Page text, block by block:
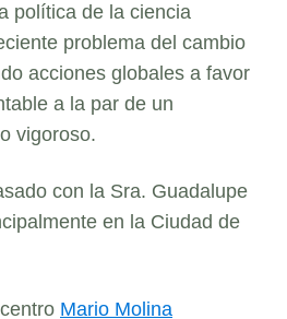
política de la ciencia
problema del cambio
acciones globales a favor
a la par de un
vigoroso.
con la Sra. Guadalupe
en la Ciudad de
Mario Molina